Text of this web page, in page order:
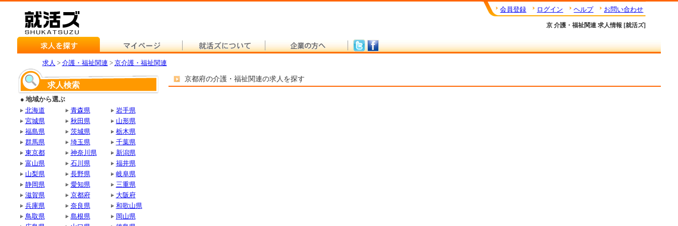
会員登録 ログイン ヘルプ お問い合わせ
京 介護・福祉関連 求人情報 [就活ズ]
求人 > 介護・福祉関連 > 京介護・福祉関連
求人検索
● 地域から選ぶ
北海道
青森県
岩手県
宮城県
秋田県
山形県
福島県
茨城県
栃木県
群馬県
埼玉県
千葉県
東京都
神奈川県
新潟県
富山県
石川県
福井県
山梨県
長野県
岐阜県
静岡県
愛知県
三重県
滋賀県
京都府
大阪府
兵庫県
奈良県
和歌山県
鳥取県
島根県
岡山県
京都府の介護・福祉関連の求人を探す